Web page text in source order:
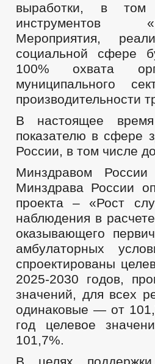
выработки, в
инструментов
Мероприятия,
социальной сфере
100% охвата
муниципального
производительности
В настоящее
показателю в сфере
России, в том числе
Минздравом
Минздрава России
проекта – «Рост
наблюдения в
оказывающего
амбулаторных
спроектированы
2025-2030 годов,
значений, для всех
одинаковые — от
год целевое
101,7%.